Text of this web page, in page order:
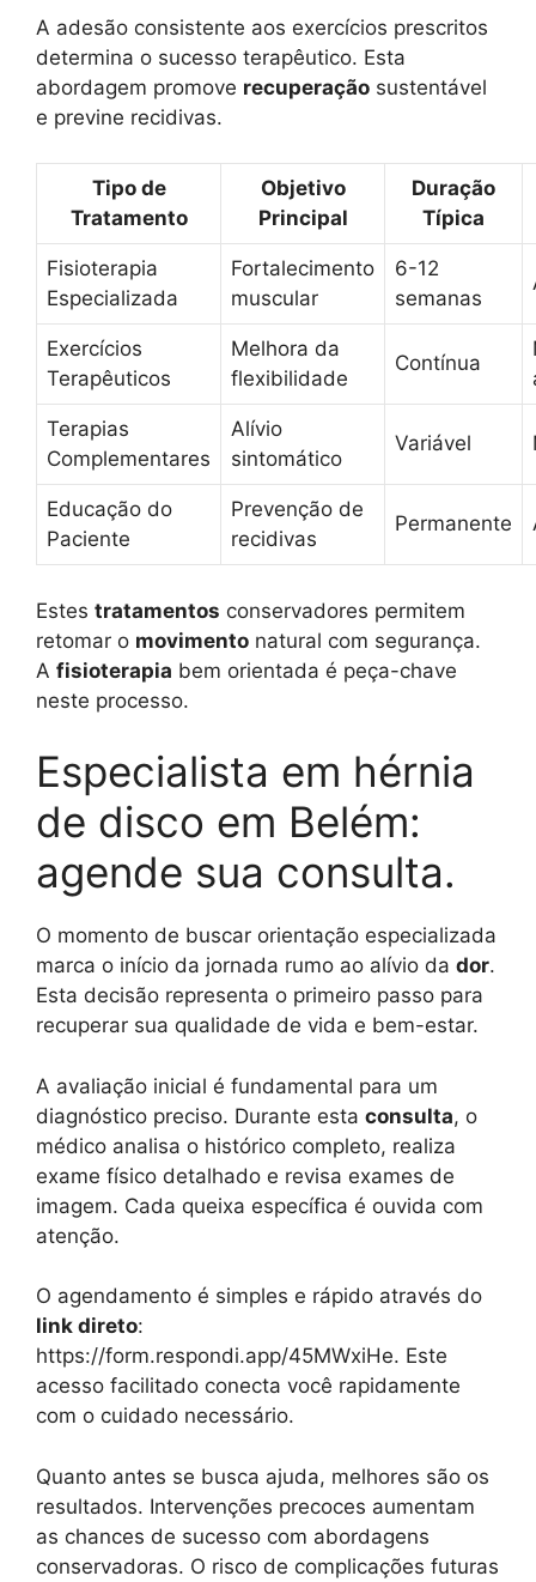
A adesão consistente aos exercícios prescritos
determina o sucesso terapêutico. Esta
abordagem promove recuperação sustentável
e previne recidivas.
Tipo de
Tratamento
Objetivo
Principal
Duração
Típica
Fisioterapia
Especializada
Fortalecimento
muscular
6-12
semanas
Exercícios
Terapêuticos
Melhora da
flexibilidade
Contínua
Terapias
Complementares
Alívio
sintomático
Variável
Educação do
Paciente
Prevenção de
recidivas
Permanente
Estes tratamentos conservadores permitem
retomar o movimento natural com segurança.
A fisioterapia bem orientada é peça-chave
neste processo.
Especialista em hérnia
de disco em Belém:
agende sua consulta.
O momento de buscar orientação especializada
marca o início da jornada rumo ao alívio da dor.
Esta decisão representa o primeiro passo para
recuperar sua qualidade de vida e bem-estar.
A avaliação inicial é fundamental para um
diagnóstico preciso. Durante esta consulta, o
médico analisa o histórico completo, realiza
exame físico detalhado e revisa exames de
imagem. Cada queixa específica é ouvida com
atenção.
O agendamento é simples e rápido através do
link direto:
https://form.respondi.app/45MWxiHe. Este
acesso facilitado conecta você rapidamente
com o cuidado necessário.
Quanto antes se busca ajuda, melhores são os
resultados. Intervenções precoces aumentam
as chances de sucesso com abordagens
conservadoras. O risco de complicações futuras